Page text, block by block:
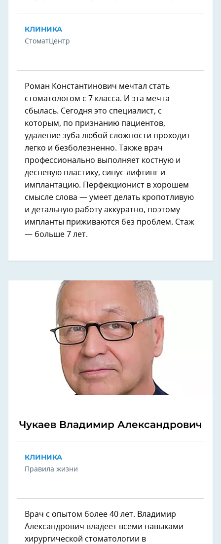
КЛИНИКА
СтоматЦентр
Роман Константинович мечтал стать
стоматологом с 7 класса. И эта мечта
сбылась. Сегодня это специалист, с
которым, по признанию пациентов,
удаление зуба любой сложности проходит
легко и безболезненно. Также врач
профессионально выполняет костную и
десневую пластику, синус-лифтинг и
имплантацию. Перфекционист в хорошем
смысле слова — умеет делать кропотливую
и детальную работу аккуратно, поэтому
импланты приживаются без проблем. Стаж
— больше 7 лет.
Чукаев Владимир Александрович
КЛИНИКА
Правила жизни
Врач с опытом более 40 лет. Владимир
Александрович владеет всеми навыками
хирургической стоматологии в